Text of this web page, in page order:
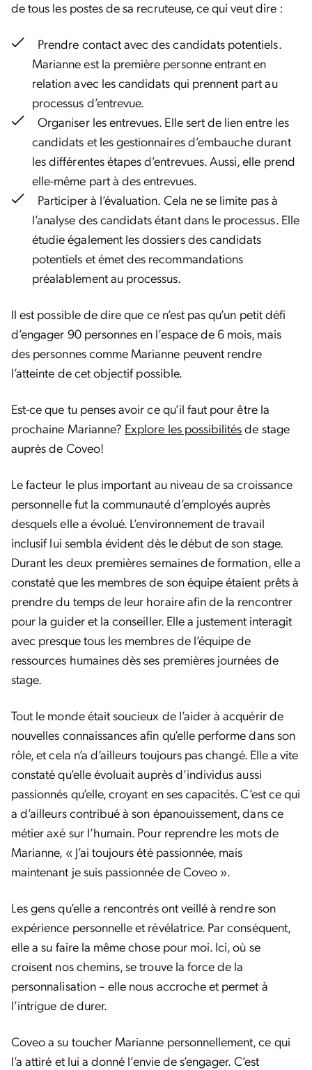
de tous les postes de sa recruteuse, ce qui veut dire :
Prendre contact avec des candidats potentiels.
Marianne est la première personne entrant en
relation avec les candidats qui prennent part au
processus d’entrevue.
Organiser les entrevues. Elle sert de lien entre les
candidats et les gestionnaires d’embauche durant
les différentes étapes d’entrevues. Aussi, elle prend
elle-même part à des entrevues.
Participer à l’évaluation. Cela ne se limite pas à
l’analyse des candidats étant dans le processus. Elle
étudie également les dossiers des candidats
potentiels et émet des recommandations
préalablement au processus.
Il est possible de dire que ce n’est pas qu’un petit défi
d’engager 90 personnes en l’espace de 6 mois, mais
des personnes comme Marianne peuvent rendre
l’atteinte de cet objectif possible.
Est-ce que tu penses avoir ce qu’il faut pour être la
prochaine Marianne? Explore les possibilitésde stage
auprès de Coveo!
Le facteur le plus important au niveau de sa croissance
personnelle fut la communauté d’employés auprès
desquels elle a évolué. L’environnement de travail
inclusif lui sembla évident dès le début de son stage.
Durant les deux premières semaines de formation, elle a
constaté que les membres de son équipe étaient prêts à
prendre du temps de leur horaire afin de la rencontrer
pour la guider et la conseiller. Elle a justement interagit
avec presque tous les membres de l’équipe de
ressources humaines dès ses premières journées de
stage.
Tout le monde était soucieux de l’aider à acquérir de
nouvelles connaissances afin qu’elle performe dans son
rôle, et cela n’a d’ailleurs toujours pas changé. Elle a vite
constaté qu’elle évoluait auprès d’individus aussi
passionnés qu’elle, croyant en ses capacités. C’est ce qui
a d’ailleurs contribué à son épanouissement, dans ce
métier axé sur l’humain. Pour reprendre les mots de
Marianne, « J’ai toujours été passionnée, mais
maintenant je suis passionnée de Coveo ».
Les gens qu’elle a rencontrés ont veillé à rendre son
expérience personnelle et révélatrice. Par conséquent,
elle a su faire la même chose pour moi. Ici, où se
croisent nos chemins, se trouve la force de la
personnalisation – elle nous accroche et permet à
l’intrigue de durer.
Coveo a su toucher Marianne personnellement, ce qui
l’a attiré et lui a donné l’envie de s’engager. C’est